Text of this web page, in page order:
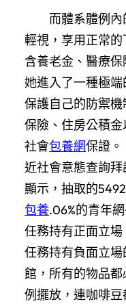
而體系體例
輕視，享用正常
含養老金、醫療
她進入了一種極
保護自己的防禦
保險、住房公積
社會包養網保證。
近社會意態查詢拜
顯示，抽取的
包養.06%的青年
任務持有正面立
任務持有負面立
館，所有的物品
例擺放，連咖啡